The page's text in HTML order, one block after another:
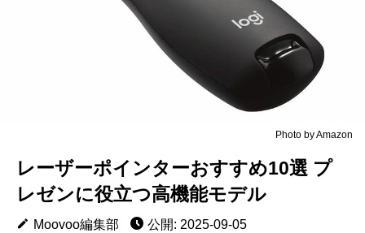
Photo by Amazon
レーザーポインターおすすめ10選 プ
レゼンに役立つ高機能モデル
Moovoo編集部
公開: 2025-09-05